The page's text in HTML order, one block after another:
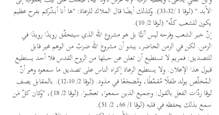
الأبد." (لوقا 1 /32-33). وكذلك أيضًا قال الملاك للرعاة: "ها أنا أبشّركم بفرح عظيم
يكون للشعب كلّه" (لوقا 2/ 10).
إنّ خير الشعب وفرحه ليس آنيًّا بل هو مشروع الله الذي سيتحقّق رويدًا رويدًا في
الزمن. لكن في الزمن الحاضر، يبدو أن مشروع الله ضربٌ من الوهم غير قابل
للتصديق: فمريم لا تستطيع أن تعلن عن حبلها من الروح القدس فلا أحد يستطيع
قبول هذا الإعلان. ولا يستطيع الرعاة إكراه الناس على تصديق ما سمعوه وهو أنّ
الـمُخلّص يولد طفلًا مُقمّطًا، ومُضجَعًا في مذود. (لوقا 2/ 10-12). بالمقابل يصف
لوقا ردّات الفعل بالقول: وجميع الذين سمعوا، تعجّبوا. (لوقا 2/ 18)، "وكان كلّ مَن
سمع بذلك يحفظه في قلبه (لوقا 1/ 66، 2/ 51).